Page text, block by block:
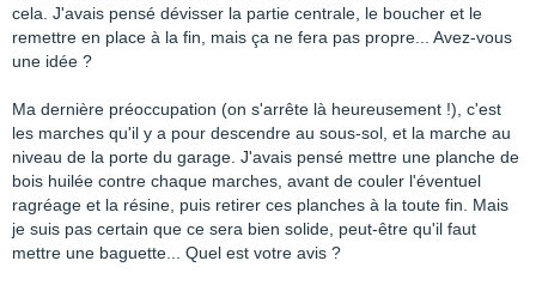
cela. J'avais pensé dévisser la partie centrale, le boucher et le
remettre en place à la fin, mais ça ne fera pas propre... Avez-vous
une idée ?
Ma dernière préoccupation (on s'arrête là heureusement !), c'est
les marches qu'il y a pour descendre au sous-sol, et la marche au
niveau de la porte du garage. J'avais pensé mettre une planche de
bois huilée contre chaque marches, avant de couler l'éventuel
ragréage et la résine, puis retirer ces planches à la toute fin. Mais
je suis pas certain que ce sera bien solide, peut-être qu'il faut
mettre une baguette... Quel est votre avis ?